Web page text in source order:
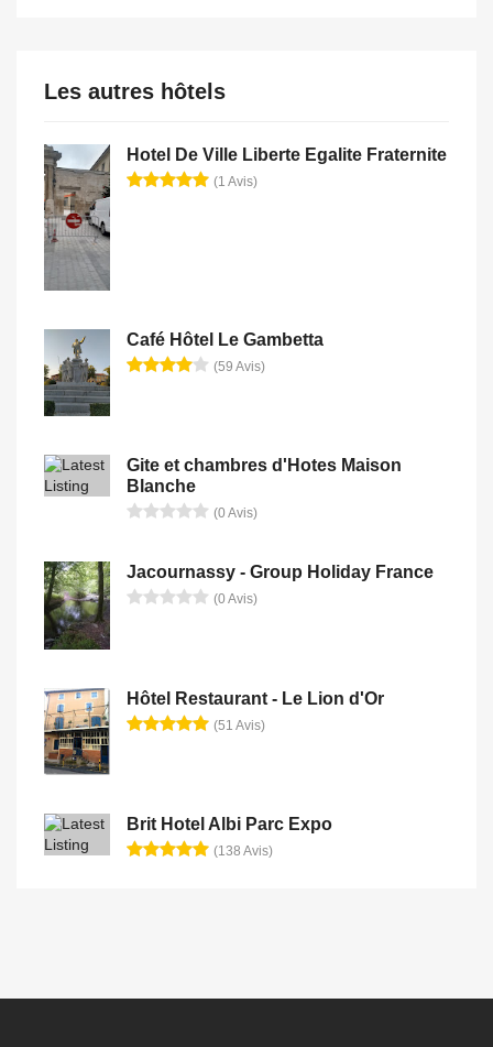
Les autres hôtels
Hotel De Ville Liberte Egalite Fraternite
(1 Avis)
Café Hôtel Le Gambetta
(59 Avis)
Gite et chambres d'Hotes Maison
Blanche
(0 Avis)
Jacournassy - Group Holiday France
(0 Avis)
Hôtel Restaurant - Le Lion d'Or
(51 Avis)
Brit Hotel Albi Parc Expo
(138 Avis)